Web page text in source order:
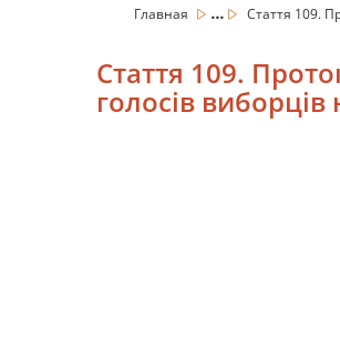
Главная ... Стаття 109.
Стаття 109.
голосів